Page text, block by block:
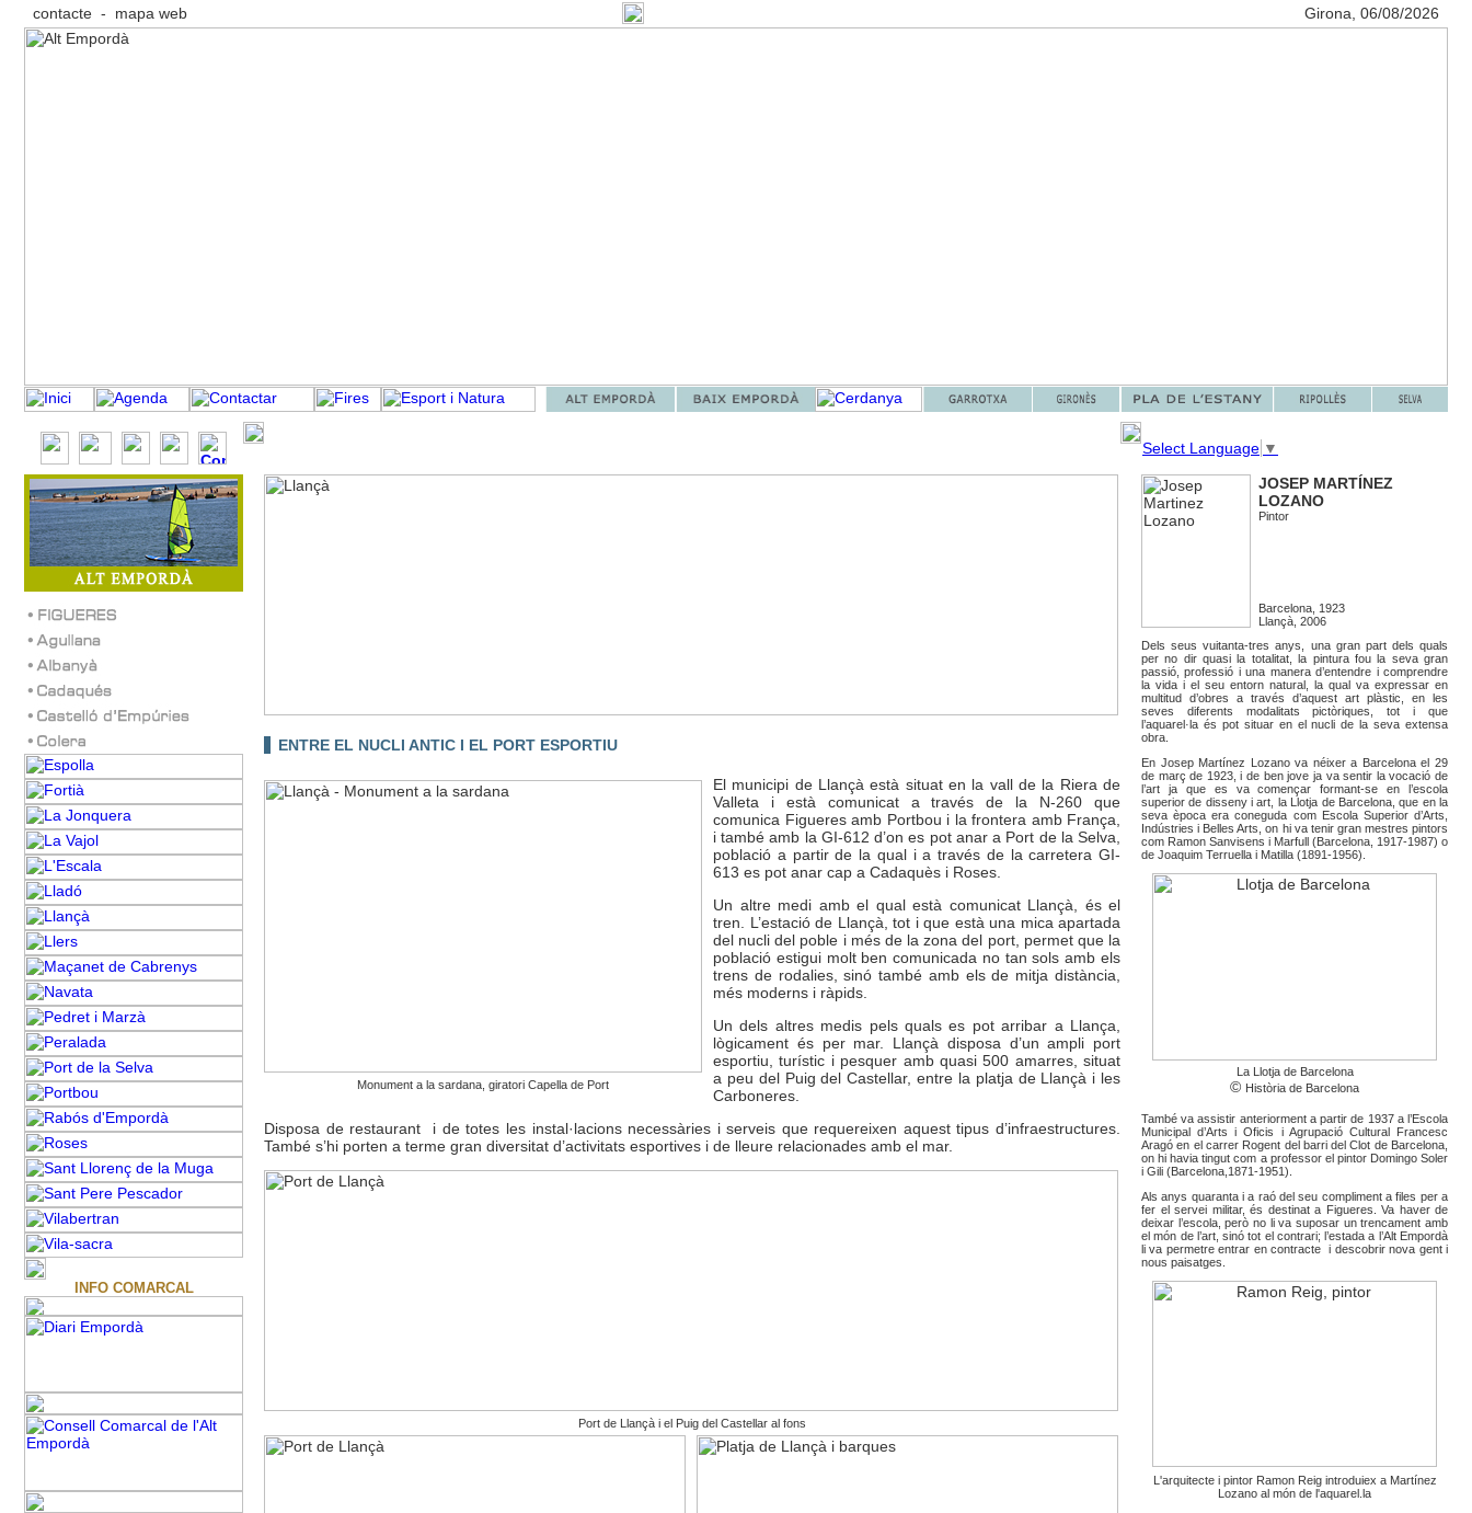
contacte - mapa web Girona, 06/08/2026
Select Language ▼
INFO COMARCAL
ENTRE EL NUCLI ANTIC I EL PORT ESPORTIU
Monument a la sardana, giratori Capella de Port
El municipi de Llançà està situat en la vall de la Riera de
Valleta i està comunicat a través de la N-260 que
comunica Figueres amb Portbou i la frontera amb França,
i també amb la GI-612 d’on es pot anar a Port de la Selva,
població a partir de la qual i a través de la carretera GI-
613 es pot anar cap a Cadaquès i Roses.
Un altre medi amb el qual està comunicat Llançà, és el
tren. L’estació de Llançà, tot i que està una mica apartada
del nucli del poble i més de la zona del port, permet que la
població estigui molt ben comunicada no tan sols amb els
trens de rodalies, sinó també amb els de mitja distància,
més moderns i ràpids.
Un dels altres medis pels quals es pot arribar a Llança,
lògicament és per mar. Llançà disposa d’un ampli port
esportiu, turístic i pesquer amb quasi 500 amarres, situat
a peu del Puig del Castellar, entre la platja de Llançà i les
Carboneres.
Disposa de restaurant i de totes les instal·lacions necessàries i serveis que requereixen aquest tipus d’infraestructures.
També s’hi porten a terme gran diversitat d’activitats esportives i de lleure relacionades amb el mar.
Port de Llançà i el Puig del Castellar al fons
JOSEP MARTÍNEZ
LOZANO
Pintor
Barcelona, 1923
Llançà, 2006
Dels seus vuitanta-tres anys, una gran part dels quals
per no dir quasi la totalitat, la pintura fou la seva gran
passió, professió i una manera d’entendre i comprendre
la vida i el seu entorn natural, la qual va expressar en
multitud d’obres a través d’aquest art plàstic, en les
seves diferents modalitats pictòriques, tot i que
l’aquarel·la és pot situar en el nucli de la seva extensa
obra.
En Josep Martínez Lozano va néixer a Barcelona el 29
de març de 1923, i de ben jove ja va sentir la vocació de
l’art ja que es va començar formant-se en l’escola
superior de disseny i art, la Llotja de Barcelona, que en la
seva època era coneguda com Escola Superior d’Arts,
Indústries i Belles Arts, on hi va tenir gran mestres pintors
com Ramon Sanvisens i Marfull (Barcelona, 1917-1987) o
de Joaquim Terruella i Matilla (1891-1956).
La Llotja de Barcelona
© Història de Barcelona
També va assistir anteriorment a partir de 1937 a l’Escola
Municipal d’Arts i Oficis i Agrupació Cultural Francesc
Aragó en el carrer Rogent del barri del Clot de Barcelona,
on hi havia tingut com a professor el pintor Domingo Soler
i Gili (Barcelona,1871-1951).
Als anys quaranta i a raó del seu compliment a files per a
fer el servei militar, és destinat a Figueres. Va haver de
deixar l’escola, però no li va suposar un trencament amb
el món de l’art, sinó tot el contrari; l’estada a l’Alt Empordà
li va permetre entrar en contracte i descobrir nova gent i
nous paisatges.
L'arquitecte i pintor Ramon Reig introduiex a Martínez
Lozano al món de l'aquarel.la